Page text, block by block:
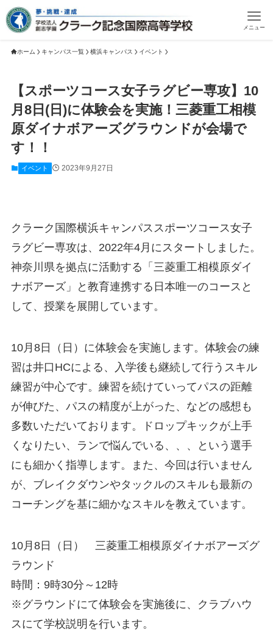
メニュー
ホーム キャンパス一覧 横浜キャンパス イベント
【スポーツコース女子ラグビー専攻】10
月8日(日)に体験会を実施！三菱重工相模
原ダイナボアーズグラウンドが会場で
す！！
イベント 2023年9月27日
クラーク国際横浜キャンパススポーツコース女子
ラグビー専攻は、2022年4月にスタートしました。
神奈川県を拠点に活動する「三菱重工相模原ダイ
ナボアーズ」と教育連携する日本唯一のコースと
して、授業を展開しています。
10月8日（日）に体験会を実施します。体験会の練
習は井口HCによる、入学後も継続して行うスキル
練習が中心です。練習を続けていってパスの距離
が伸びた、パスの精度が上がった、などの感想も
多数いただいております。ドロップキックが上手
くなりたい、ランで悩んでいる、、、という選手
にも細かく指導します。また、今回は行いません
が、ブレイクダウンやタックルのスキルも最新の
コーチングを基に細かなスキルを教えています。
10月8日（日） 三菱重工相模原ダイナボアーズグ
ラウンド
時間：9時30分～12時
※グラウンドにて体験会を実施後に、クラブハウ
スにて学校説明を行います。